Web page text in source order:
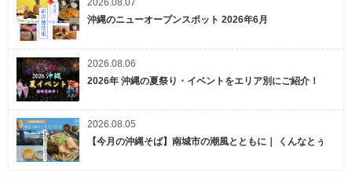
2026.08.07
沖縄のニューオープンスポット 2026年6月
2026.08.06
2026年 沖縄の夏祭り・イベントをエリア別にご紹介！
2026.08.05
【今月の沖縄そば】南城市の潮風とともに｜ くんなとぅ